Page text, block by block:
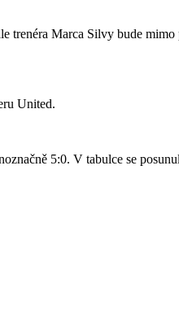
trenéra Marca Silvy bude
United.
5:0. V tabulce se